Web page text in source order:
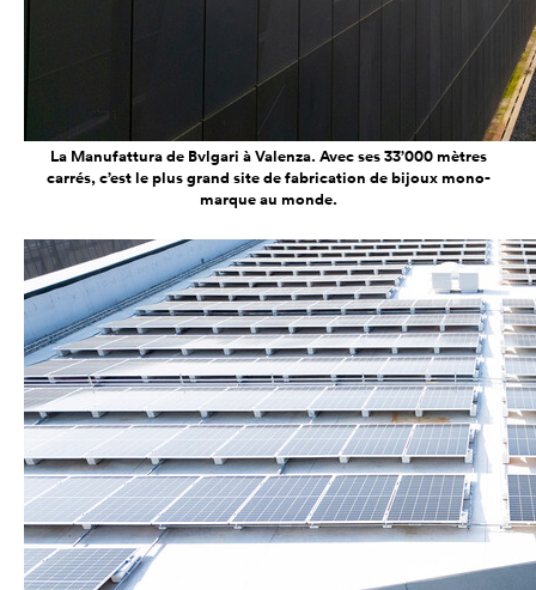
La Manufattura de Bvlgari à Valenza. Avec ses 33’000 mètres
carrés, c’est le plus grand site de fabrication de bijoux mono-
marque au monde.